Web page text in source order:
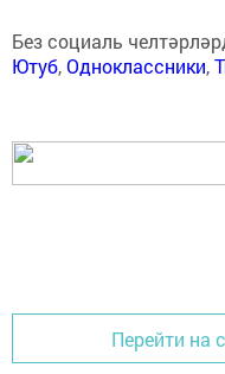
Без социаль
Ютуб,Одноклассники,
Перейти на